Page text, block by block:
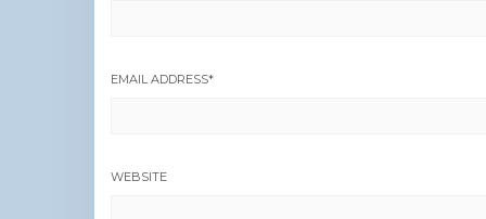
EMAIL ADDRESS*
WEBSITE